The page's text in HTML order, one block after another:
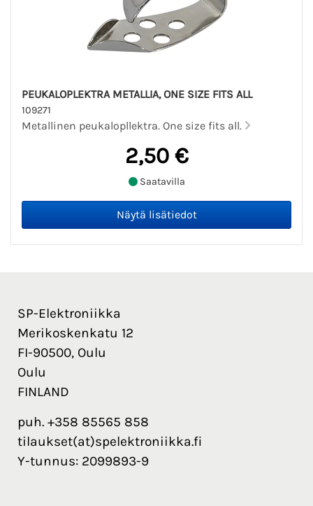
PEUKALOPLEKTRA METALLIA, ONE SIZE FITS ALL
109271
Metallinen peukalopllektra. One size fits all.
2,50 €
Saatavilla
SP-Elektroniikka
Merikoskenkatu 12
FI-90500, Oulu
Oulu
FINLAND
puh. +358 85565 858
tilaukset(at)spelektroniikka.fi
Y-tunnus: 2099893-9